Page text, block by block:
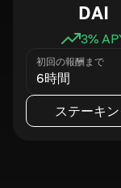
DAI
3%
初回の報酬まで
6時間
ステーキ